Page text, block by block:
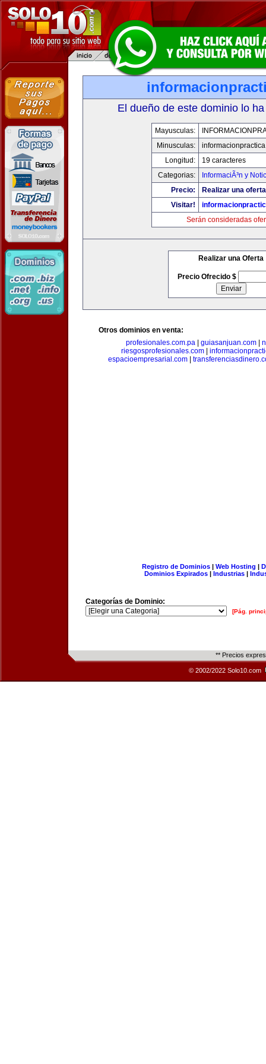
El dueño de este dominio lo
Mayusculas:
Minusculas:
Longitud:
19 caracteres
Categorias:
InformaciÃ³n y
Precio:
Realizar una
Visitar!
Serán consideradas
Realizar una Oferta
Precio Ofrecido $
Otros dominios en venta:
profesionales.com.pa
guiasanjuan.com
riesgosprofesionales.com
espacioempresarial.com
Registro de Dominios| Web Hosting |
Dominios Expirados | Industrias |
Categorías de Dominio:
[Pág.
** Precios
© 2002/2022 Solo10.com